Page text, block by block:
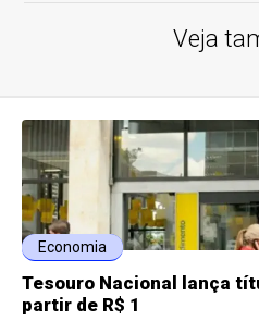
Veja
Economia
Tesouro Nacional lança
partir de R$ 1